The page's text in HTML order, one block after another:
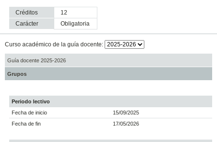
Créditos
12
Carácter
obligatoria
Curso académico de la guía docente:
Guía docente 2025-2026
Grupos
Periodo lectivo
Fecha de inicio
15/09/2025
Fecha de fin
17/05/2026